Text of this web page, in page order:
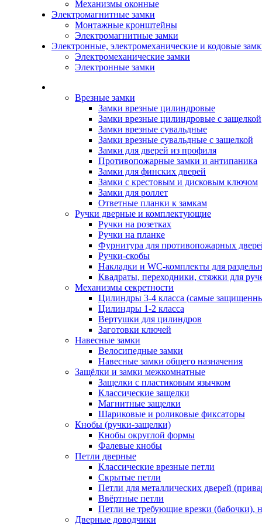
Механизмы оконные
Электромагнитные замки
Монтажные кронштейны
Электромагнитные замки
Электронные, электромеханические и кодовые
Электромеханические замки
Электронные замки
Врезные замки
Замки врезные цилиндровые
Замки врезные цилиндровые с защелкой
Замки врезные сувальдные
Замки врезные сувальдные с защелкой
Замки для дверей из профиля
Противопожарные замки и антипаника
Замки для финских дверей
Замки с крестовым и дисковым ключом
Замки для роллет
Ответные планки к замкам
Ручки дверные и комплектующие
Ручки на розетках
Ручки на планке
Фурнитура для противопожарных
Ручки-скобы
Накладки и WC-комплекты для
Квадраты, переходники, стяжки для
Механизмы секретности
Цилиндры 3-4 класса (самые
Цилиндры 1-2 класса
Вертушки для цилиндров
Заготовки ключей
Навесные замки
Велосипедные замки
Навесные замки общего назначения
Защёлки и замки межкомнатные
Защелки с пластиковым язычком
Классические защелки
Магнитные защелки
Шариковые и роликовые фиксаторы
Кнобы (ручки-защелки)
Кнобы округлой формы
Фалевые кнобы
Петли дверные
Классические врезные петли
Скрытые петли
Петли для металлических дверей
Ввёртные петли
Петли не требующие врезки (бабочки),
Дверные доводчики